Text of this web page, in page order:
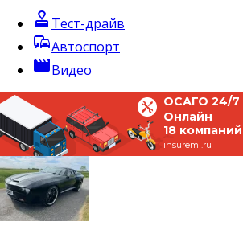
approval Тест-драйв
commuteАвтоспорт
movieВидео
ОСАГО 24/7
Онлайн
18 компаний
insuremi.ru